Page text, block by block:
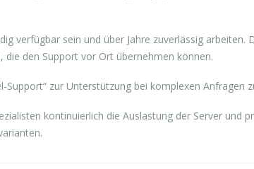
verfügbar sein und über Jahre zuverlässig
die den Support vor Ort übernehmen können.
zur Unterstützung bei komplexen Anfragen
kontinuierlich die Auslastung der Server und